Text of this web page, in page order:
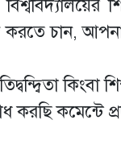
চান,
করছি কমেন্টে